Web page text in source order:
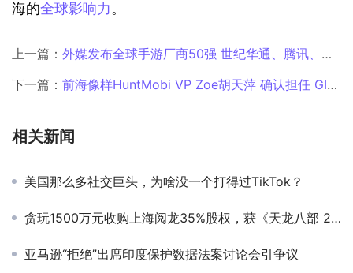
海的全球影响力。
上一篇： 外媒发布全球手游厂商50强 世纪华通、腾讯、叠纸、米哈游等国内企业上榜
下一篇： 前海像样HuntMobi VP Zoe胡天萍 确认担任 GICC2025丨第六届全球互联网产业CEO大会主峰会圆桌嘉宾！
相关新闻
美国那么多社交巨头，为啥没一个打得过TikTok？
贪玩1500万元收购上海阅龙35%股权，获《天龙八部 2》双端独家运营权
亚马逊“拒绝”出席印度保护数据法案讨论会引争议